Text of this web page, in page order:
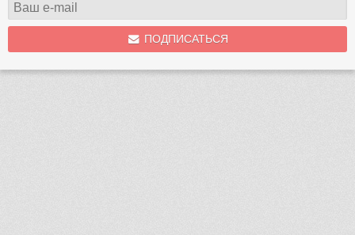
ПОДПИСАТЬСЯ